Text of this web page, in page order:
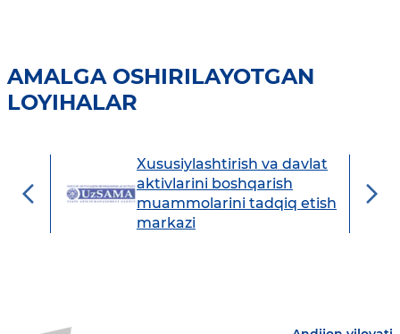
AMALGA OSHIRILAYOTGAN
LOYIHALAR
Xususiylashtirish va davlat
aktivlarini boshqarish
muammolarini tadqiq etish
markazi